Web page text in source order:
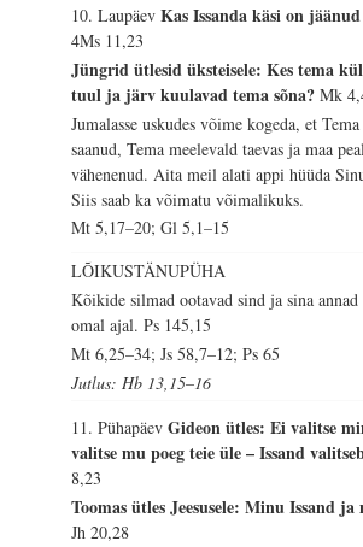
10. LaupäevKas Issanda käsi on
4Ms 11,23
Jüngrid ütlesid üksteisele: Kes tema
tuul ja järv kuulavad tema sõna?Mk
Jumalasse uskudes võime kogeda, et
saanud, Tema meelevald taevas ja maa
vähenenud. Aita meil alati appi hüüda
Siis saab ka võimatu võimalikuks.
Mt 5,17–20; Gl 5,1–15
LÕIKUSTÄNUPÜHA
Kõikide silmad ootavad sind ja sina annad
omal ajal.Ps 145,15
Mt 6,25–34; Js 58,7–12; Ps 65
Jutlus: Hb 13,15–16
11. PühapäevGideon ütles: Ei valitse
valitse mu poeg teie üle – Issand
8,23
Toomas ütles Jeesusele: Minu Issand
Jh 20,28